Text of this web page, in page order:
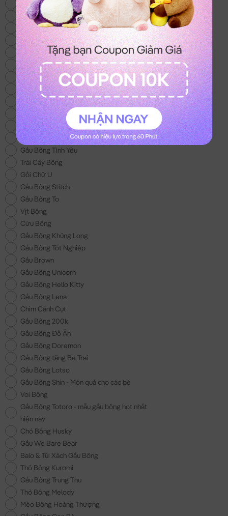
Thỏ Bông
Gấu Bông Mới
Heo Bông
Chó Bông
Mèo Bông
Gấu Bông Size Lớn
Gấu Bông 100k
Gấu Bông Áo Len
Chuột Bông Capybara
Gấu Bông Noel
Gấu Bông tặng Bé Gái
Khuyến Mãi
Gấu Bông Tình Yêu
Trái Cây Bông
Gối Chữ U
Gấu Bông Stitch
Gấu Bông To
Vịt Bông
Cừu Bông
Gấu Bông Khủng Long
Gấu Bông Tốt Nghiệp
Gấu Brown
Gấu Bông Unicorn
Gấu Bông Hello Kitty
Gấu Bông Lena
Chim Cánh Cụt
Gấu Bông 200k
Gấu Bông Đồ Ăn
Gấu Bông Doremon
Gấu Bông tặng Bé Trai
Gấu Bông Lotso
Gấu Bông Shin - Món quà cho các bé
Voi Bông
Gấu Bông Totoro - mẫu gấu bông hot nhất
hiện nay
Chó Bông Husky
Gấu We Bare Bear
Balo & Túi Xách Gấu Bông
Thỏ Bông Kuromi
Gấu Bông Trung Thu
Thỏ Bông Melody
Mèo Bông Hoàng Thượng